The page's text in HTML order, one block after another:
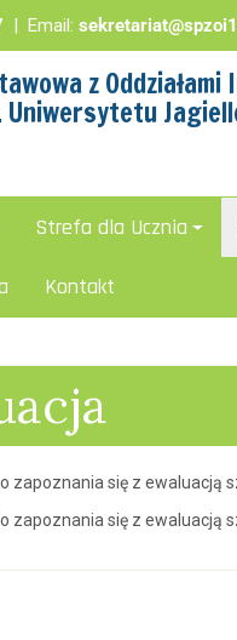
| Email:
z
Uniwersytetu
Strefa dla Ucznia
Kontakt
zapoznania się z ewaluacją
zapoznania się z ewaluacją